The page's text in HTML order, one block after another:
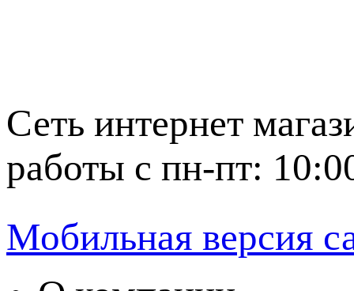
Сеть интернет
работы с пн-пт:
Мобильная версия